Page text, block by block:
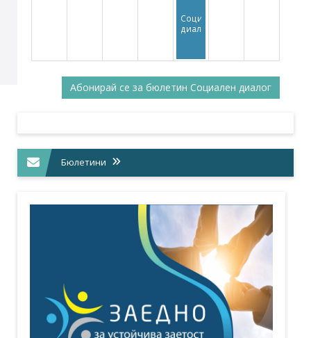
Социален
диалог
Абонирай се за бюлетин Социален диалог
Бюлетини